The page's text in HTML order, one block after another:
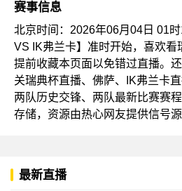
赛事信息
北京时间：2026年06月04日 01
VS IK弗兰卡】准时开始，喜欢看
提前收藏本页面以免错过直播。
关瑞典杯直播、佛萨、IK弗兰卡
两队历史交锋、两队最新比赛赛
存储，资源由热心网友提供信号源
最新直播